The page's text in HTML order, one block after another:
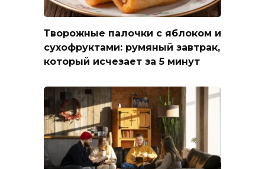
Творожные палочки с яблоком и
сухофруктами: румяный завтрак,
который исчезает за 5 минут